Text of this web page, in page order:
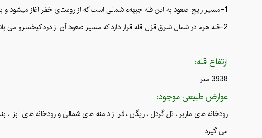
1-مسیر رایج صعود به این قله جبههء شمالی است که از روستای خفر آغاز میشود و با عبور از جانپناه قاش مستان ب تنگه کیخسرو(دره قاش مستان) و در ادامه به خط الراس ودر نهایت به قله میرسد.
2-قله هرم در شمال شرق قزل قله قرار دارد که مسیر صعود آن از دره کیخسرو می باشد و صعود از قزل قله به دلیل وجود ریزشی بودن مسیر توصیه نمی شود.
ارتفاع قله:
3938 متر
عوارض طبیعی موجود:
رودخانه های ماربر ، تل گردل ، ریگان ، قر از دامنه های شمالی و رودخانه های
می گیرد.